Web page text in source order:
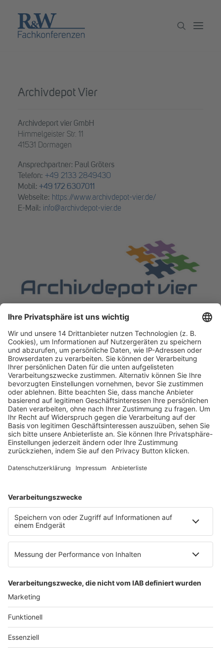
Partner werden
Archivdepot Vier
Archivdeport vier GmbH
Himmelgeister Str. 11
41531 Dormagen
Ansprechpartner: Paul Gröters
Telefon: +49 2133 2849430
Mobil: +49 172 6307011
Webseite: https://www.archivdepot-vier.de/
E-Mail: info@archivdepot-vier.de
Fachmedien Recht und Wirtschaft
Ein Fachbereich der
dfv Mediengruppe
Mainzer Landstr. 251
60326 Frankfurt am Main
E-Mail:info@ruw.de
Web:https://www.ruw.de
AGB
Datenschutzerklärung
Genderhinweis
Cookie-Einstellungen